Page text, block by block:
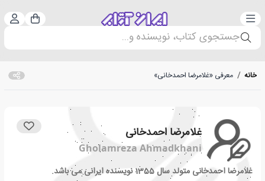
دسته‌بندی سبد
جستجوی کتاب، نویسنده و...
خانه / معرفی «غلامرضا احمدخانی»
غلامرضا احمدخانی
Gholamreza Ahmadkhani
غلامرضا احمدخانی متولد سال 1355 نویسنده ایرانی می باشد.